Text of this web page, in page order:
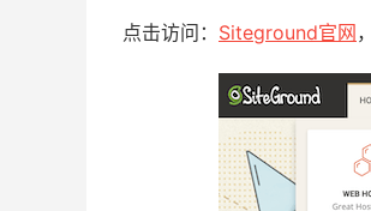
点击访问： Siteground官网